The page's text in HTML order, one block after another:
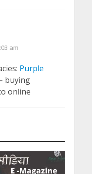
am
Purple
buying
online